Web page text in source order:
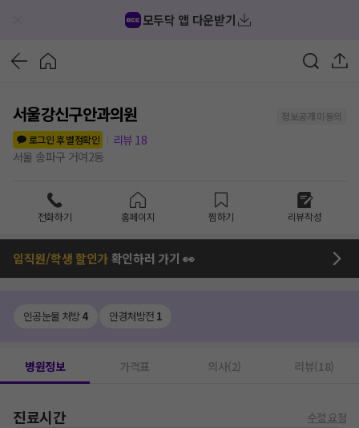
모두닥 앱 다운받기
서울강신구안과의원
정보공개 미동의
로그인 후 별점확인
리뷰 18
서울 송파구 거여2동
전화하기 홈페이지 찜하기 리뷰작성
임직원/학생 할인가확인하러 가기 👀
인공눈물 처방4 안경처방전 1
병원정보 가격표 의사(2) 리뷰(18)
진료시간 수정 요청